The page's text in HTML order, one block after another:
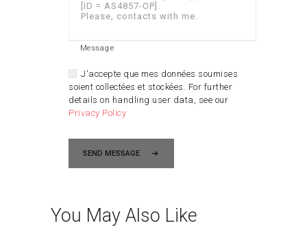
Message
J'accepte que mes données soumises
soient collectées et stockées. For further
details on handling user data, see our
Privacy Policy
SEND MESSAGE
You May Also Like